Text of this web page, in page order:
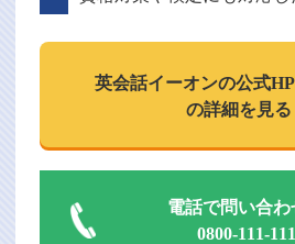
英会話イーオンの公式
の詳細を見る
電話で問い合わ
0800-111-111